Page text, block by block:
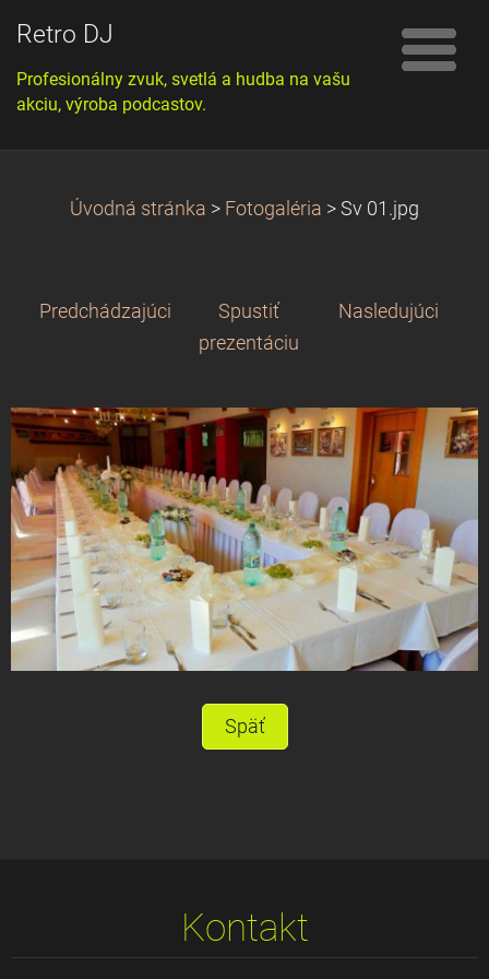
Retro DJ
Profesionálny zvuk, svetlá a hudba na vašu
akciu, výroba podcastov.
Úvodná stránka > Fotogaléria > Sv 01.jpg
Predchádzajúci
Spustiť
prezentáciu
Nasledujúci
Späť
Kontakt